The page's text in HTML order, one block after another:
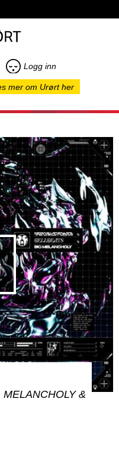
Logg inn
mer om Urørt her
&